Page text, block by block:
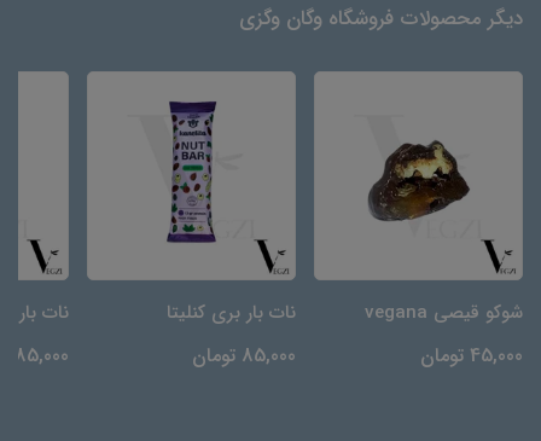
دیگر محصولات فروشگاه وگان وگزی
شوکو قیصی vegana
45,000 تومان
نات بار بری کنلیتا
85,000 تومان
نات بار
85,000 تومان